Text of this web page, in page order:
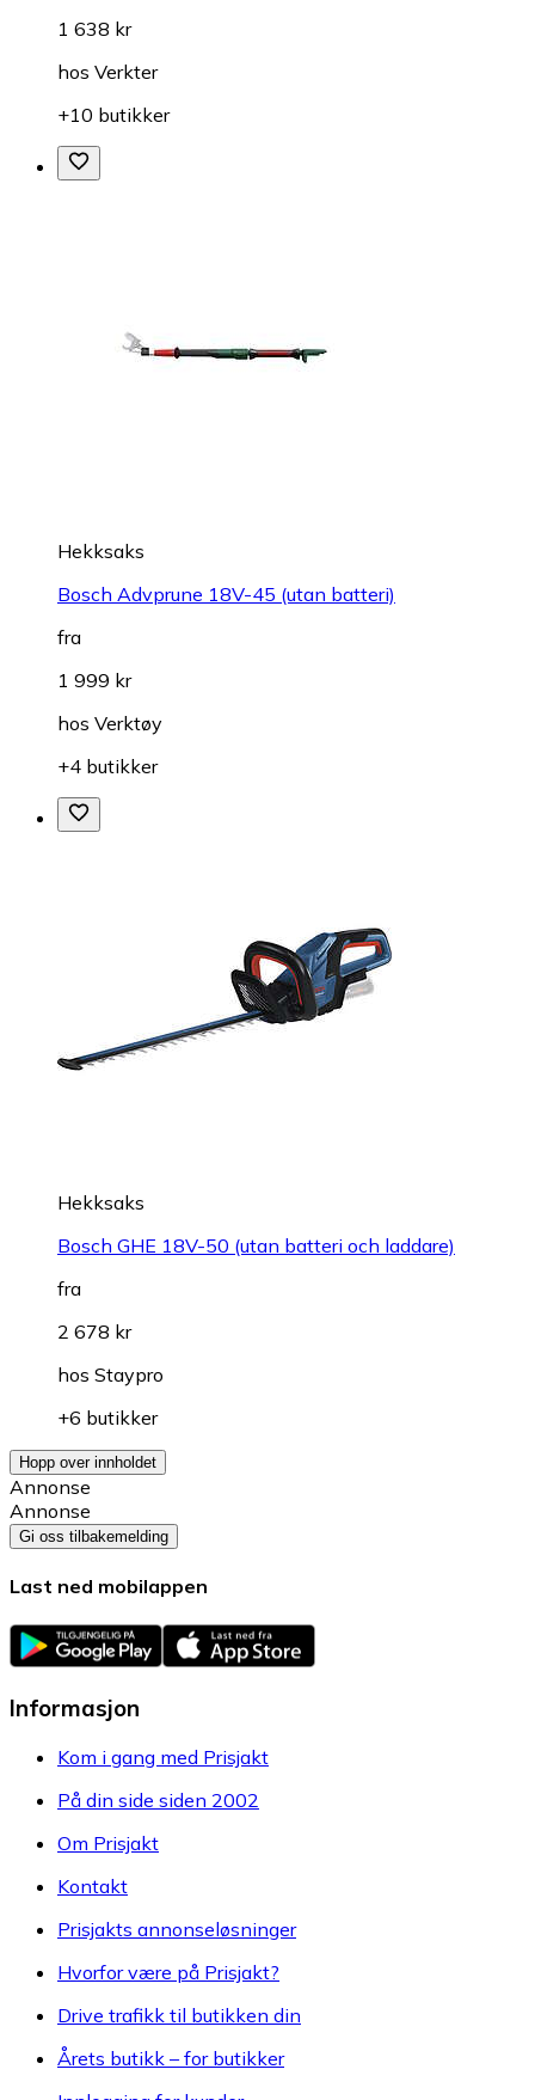
1 638 kr
hos Verkter
+10 butikker
Hekksaks
Bosch Advprune 18V-45 (utan batteri)
fra
1 999 kr
hos Verktøy
+4 butikker
Hekksaks
Bosch GHE 18V-50 (utan batteri och laddare)
fra
2 678 kr
hos Staypro
+6 butikker
Hopp over innholdet
Annonse
Annonse
Gi oss tilbakemelding
Last ned mobilappen
Informasjon
Kom i gang med Prisjakt
På din side siden 2002
Om Prisjakt
Kontakt
Prisjakts annonseløsninger
Hvorfor være på Prisjakt?
Drive trafikk til butikken din
Årets butikk – for butikker